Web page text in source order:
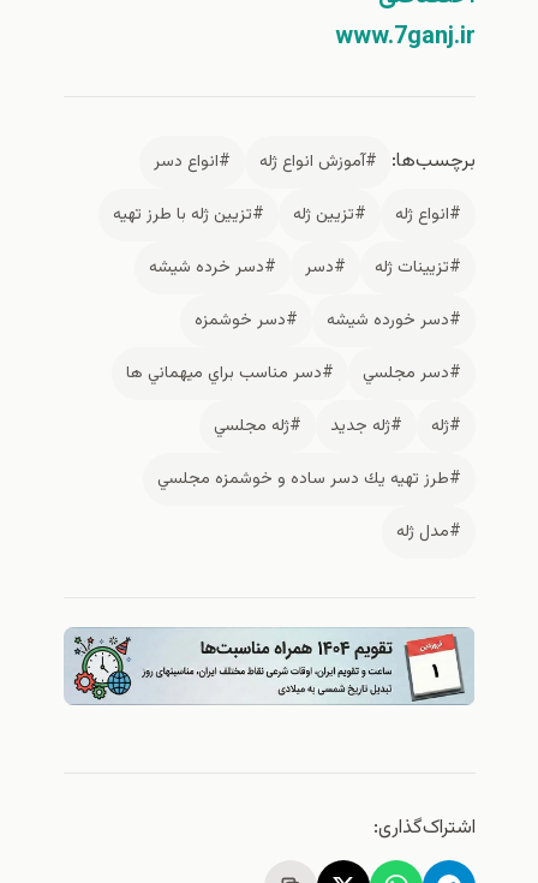
#آموزش انواع ژله
#انواع دسر
#تزيين ژله
#تزيين ژله با طرز تهيه
#دسر
#دسر خرده شيشه
خورده شيشه
#دسر خوشمزه
#دسر مناسب براي ميهماني ها
#ژله جديد
#ژله مجلسي
تهیه يك دسر ساده و خوشمزه مجلسي